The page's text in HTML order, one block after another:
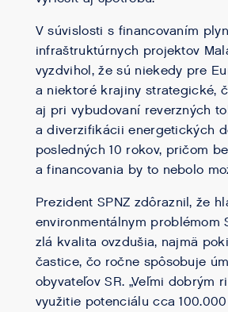
V súvislosti s financovaním
infraštruktúrnych projektov
vyzdvihol, že sú niekedy pre
a niektoré krajiny strategické,
aj pri vybudovaní reverzných
a diverzifikácii energetických
posledných 10 rokov, pričom
a financovania by to nebolo
Prezident SPNZ zdôraznil, že
environmentálnym problémom
zlá kvalita ovzdušia, najmä
častice, čo ročne spôsobuje
obyvateľov SR. „Veľmi dobrým
využitie potenciálu cca 100.000